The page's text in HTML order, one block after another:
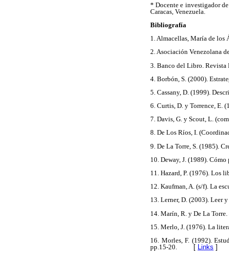
* Docente e investigador
Caracas, Venezuela.
Bibliografía
1. Almacellas, María de los
2. Asociación Venezolana
3. Banco del Libro. Revista
4. Borbón, S. (2000).
5. Cassany, D. (1999).
6. Curtis, D. y Torrence, E.
7. Davis, G. y Scout, L.
8. De Los Ríos, I.
9. De La Torre, S. (1985).
10. Deway, J. (1989). Cómo
11. Hazard, P. (1976). Los
12. Kaufman, A. (s/f). La
13. Lerner, D. (2003). Leer
14. Marín, R. y De La
15. Merlo, J. (1976). La
16. Morles, F. (1992).
pp.15-20.
[ Links ]